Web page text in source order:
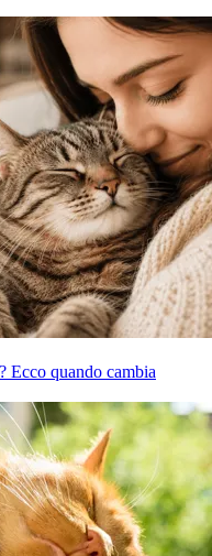
Ecco quando cambia